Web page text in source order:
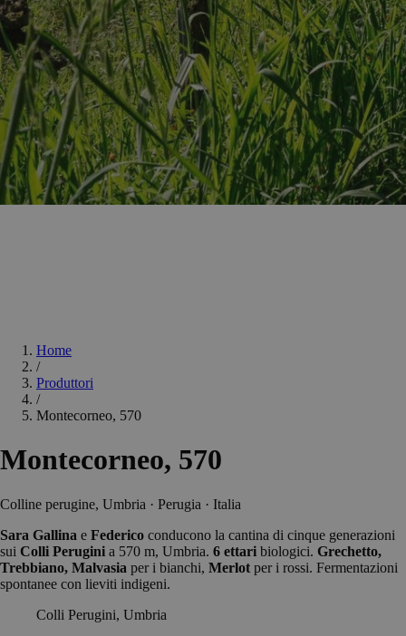
Home
/
Produttori
/
Montecorneo, 570
Montecorneo, 570
Colline perugine, Umbria · Perugia · Italia
Sara Gallina e Federico conducono la cantina di cinque generazioni
sui Colli Perugini a 570 m, Umbria. 6 ettari biologici. Grechetto,
Trebbiano, Malvasia per i bianchi, Merlot per i rossi. Fermentazioni
spontanee con lieviti indigeni.
Colli Perugini, Umbria